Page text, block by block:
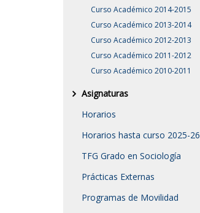
Curso Académico 2014-2015
Curso Académico 2013-2014
Curso Académico 2012-2013
Curso Académico 2011-2012
Curso Académico 2010-2011
Asignaturas
Horarios
Horarios hasta curso 2025-26
TFG Grado en Sociología
Prácticas Externas
Programas de Movilidad